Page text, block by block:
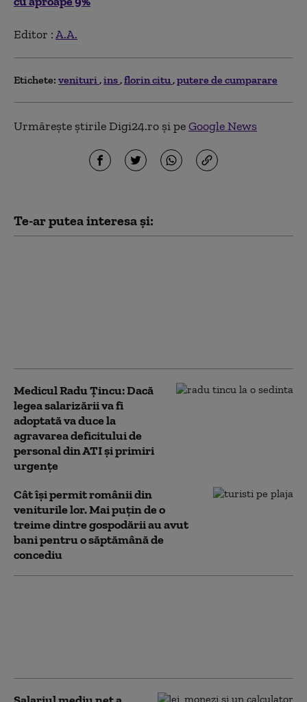
Editor :A.A.
Etichete: venituri ins florin citu putere de cumparare
Urmărește știrile Digi24.ro și peGoogle News
Te-ar putea interesa și:
Medicul Radu Țincu: Dacă
legea salarizării va fi
adoptată va duce la
agravarea deficitului de
personal din ATI și primiri
urgențe
Cât își permit românii din
veniturile lor. Mai puțin de o
treime dintre gospodării au avut
bani pentru o săptămână de
concediu